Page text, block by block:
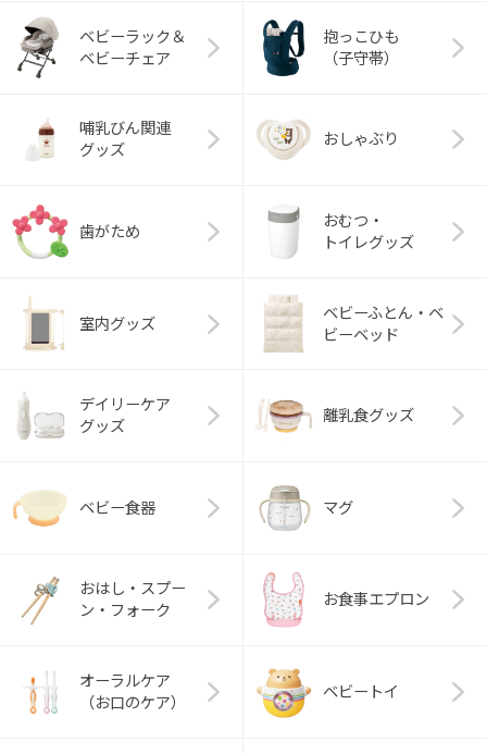
ベビーラック＆
ベビーチェア
抱っこひも
（子守帯）
哺乳びん関連
グッズ
おしゃぶり
歯がため
おむつ・
トイレグッズ
室内グッズ
ベビーふとん・ベ
ビーベッド
デイリーケア
グッズ
離乳食グッズ
ベビー食器 マグ
おはし・スプー
ン・フォーク
お食事エプロン
オーラルケア
（お口のケア）
ベビートイ